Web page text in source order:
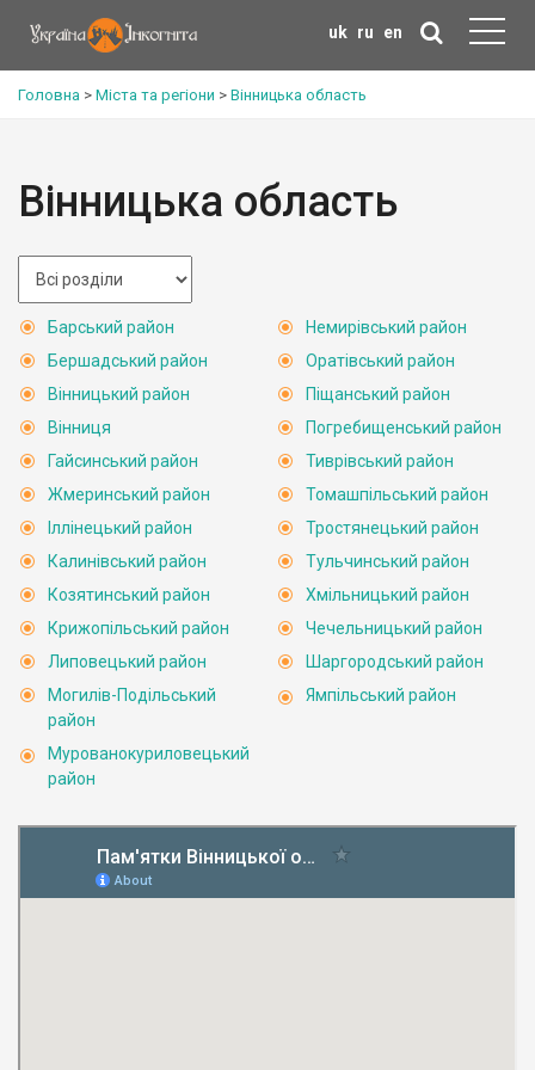
uk ru en
Головна > Міста та регіони > Вінницька область
Вінницька область
Барський район
Бершадський район
Вінницький район
Вінниця
Гайсинський район
Жмеринський район
Іллінецький район
Калинівський район
Козятинський район
Крижопільський район
Липовецький район
Могилів-Подільський
район
Мурованокуриловецький
район
Немирівський район
Оратівський район
Піщанський район
Погребищенський район
Тиврівський район
Томашпільський район
Тростянецький район
Тульчинський район
Хмільницький район
Чечельницький район
Шаргородський район
Ямпільський район